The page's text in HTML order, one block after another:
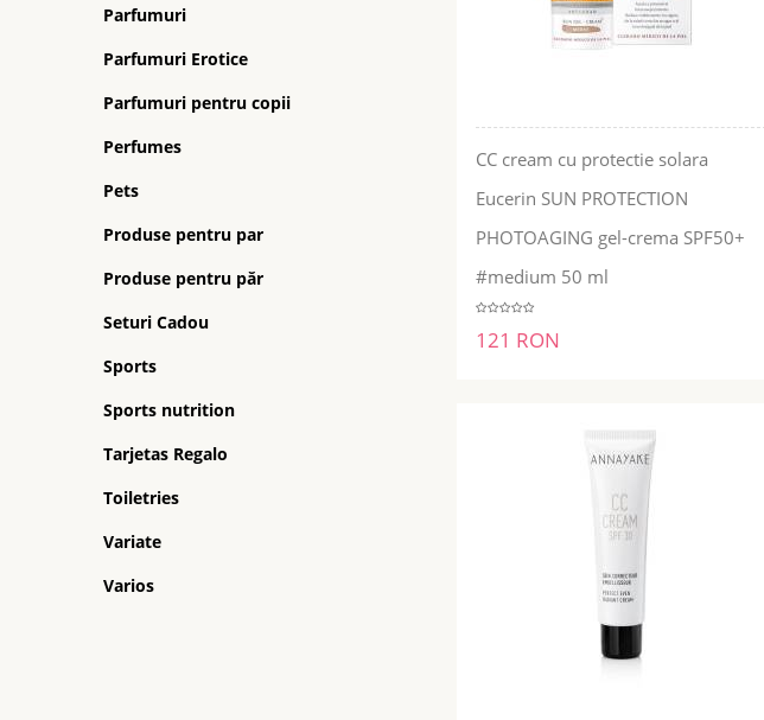
Parfumuri
Parfumuri Erotice
Parfumuri pentru copii
Perfumes
Pets
Produse pentru par
Produse pentru păr
Seturi Cadou
Sports
Sports nutrition
Tarjetas Regalo
Toiletries
Variate
Varios
CC cream cu protectie solara
Eucerin SUN PROTECTION
PHOTOAGING gel-crema SPF50+
#medium 50 ml
121 RON
ADĂUGĂ ÎN COŞ